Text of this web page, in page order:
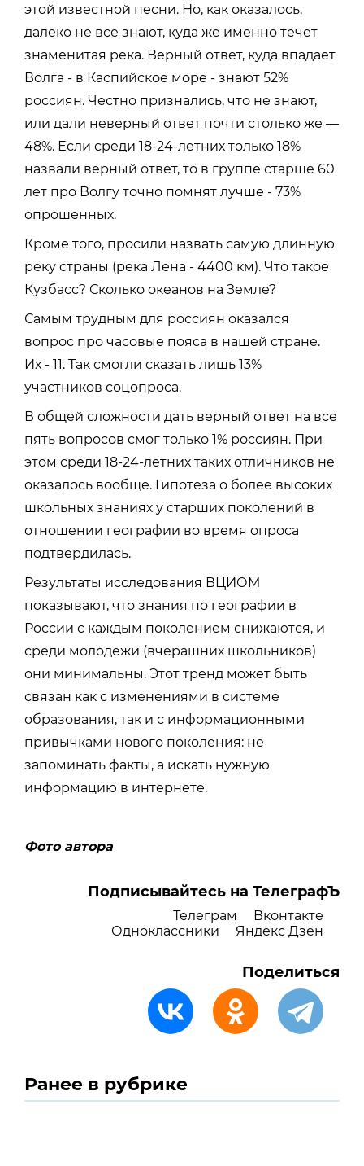
этой известной песни. Но, как оказалось,
далеко не все знают, куда же именно течет
знаменитая река. Верный ответ, куда впадает
Волга - в Каспийское море - знают 52%
россиян. Честно признались, что не знают,
или дали неверный ответ почти столько же —
48%. Если среди 18-24-летних только 18%
назвали верный ответ, то в группе старше 60
лет про Волгу точно помнят лучше - 73%
опрошенных.
Кроме того, просили назвать самую длинную
реку страны (река Лена - 4400 км). Что такое
Кузбасс? Сколько океанов на Земле?
Самым трудным для россиян оказался
вопрос про часовые пояса в нашей стране.
Их - 11. Так смогли сказать лишь 13%
участников соцопроса.
В общей сложности дать верный ответ на все
пять вопросов смог только 1% россиян. При
этом среди 18-24-летних таких отличников не
оказалось вообще. Гипотеза о более высоких
школьных знаниях у старших поколений в
отношении географии во время опроса
подтвердилась.
Результаты исследования ВЦИОМ
показывают, что знания по географии в
России с каждым поколением снижаются, и
среди молодежи (вчерашних школьников)
они минимальны. Этот тренд может быть
связан как с изменениями в системе
образования, так и с информационными
привычками нового поколения: не
запоминать факты, а искать нужную
информацию в интернете.
Фото автора
Подписывайтесь на ТелеграфЪ
Телеграм
Вконтакте
Одноклассники
Яндекс Дзен
Поделиться
Ранее в рубрике